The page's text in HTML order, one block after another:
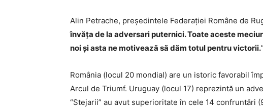
Alin Petrache, președintele Federației Române de
învăța de la adversari puternici. Toate aceste
noi și asta ne motivează să dăm totul pentru victorii.”
România (locul 20 mondial) are un istoric favorabil
Arcul de Triumf. Uruguay (locul 17) reprezintă un
“Stejarii” au avut superioritate în cele 14 confruntări